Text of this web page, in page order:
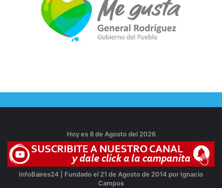
Hoy es 8 de Agosto del 2026
InfoBaires24 | Fundado el 21 de Agosto de 2014 por Ignacio
Campos